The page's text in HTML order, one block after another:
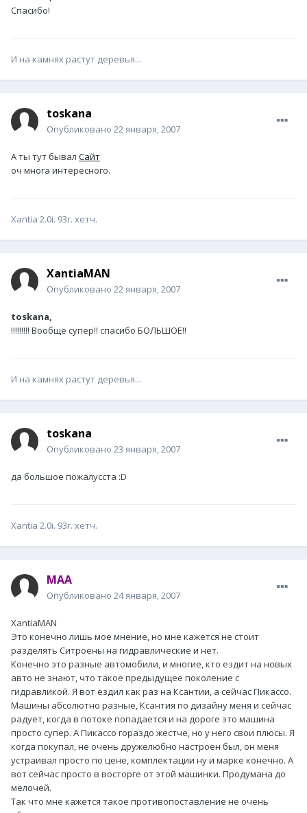
Спасибо!
И на камнях растут деревья...
toskana
Опубликовано 22 января, 2007
А ты тут бывал Сайт
оч многа интересного.
Xantia 2.0i. 93г. хетч.
XantiaMAN
Опубликовано 22 января, 2007
toskana,
!!!!!!!!! Вообще супер!! спасибо БОЛЬШОЕ!!
И на камнях растут деревья...
toskana
Опубликовано 23 января, 2007
да большое пожалусста :D
Xantia 2.0i. 93г. хетч.
MAA
Опубликовано 24 января, 2007
XantiaMAN
Это конечно лишь мое мнение, но мне кажется не стоит
разделять Ситроены на гидравлические и нет.
Конечно это разные автомобили, и многие, кто ездит на новых
авто не знают, что такое предыдущее поколение с
гидравликой. Я вот ездил как раз на Ксантии, а сейчас Пикассо.
Машины абсолютно разные, Ксантия по дизайну меня и сейчас
радует, когда в потоке попадается и на дороге это машина
просто супер. А Пикассо гораздо жестче, но у него свои плюсы. Я
когда покупал, не очень дружелюбно настроен был, он меня
устраивал просто по цене, комплектации ну и марке конечно. А
вот сейчас просто в восторге от этой машинки. Продумана до
мелочей.
Так что мне кажется такое противопоставление не очень